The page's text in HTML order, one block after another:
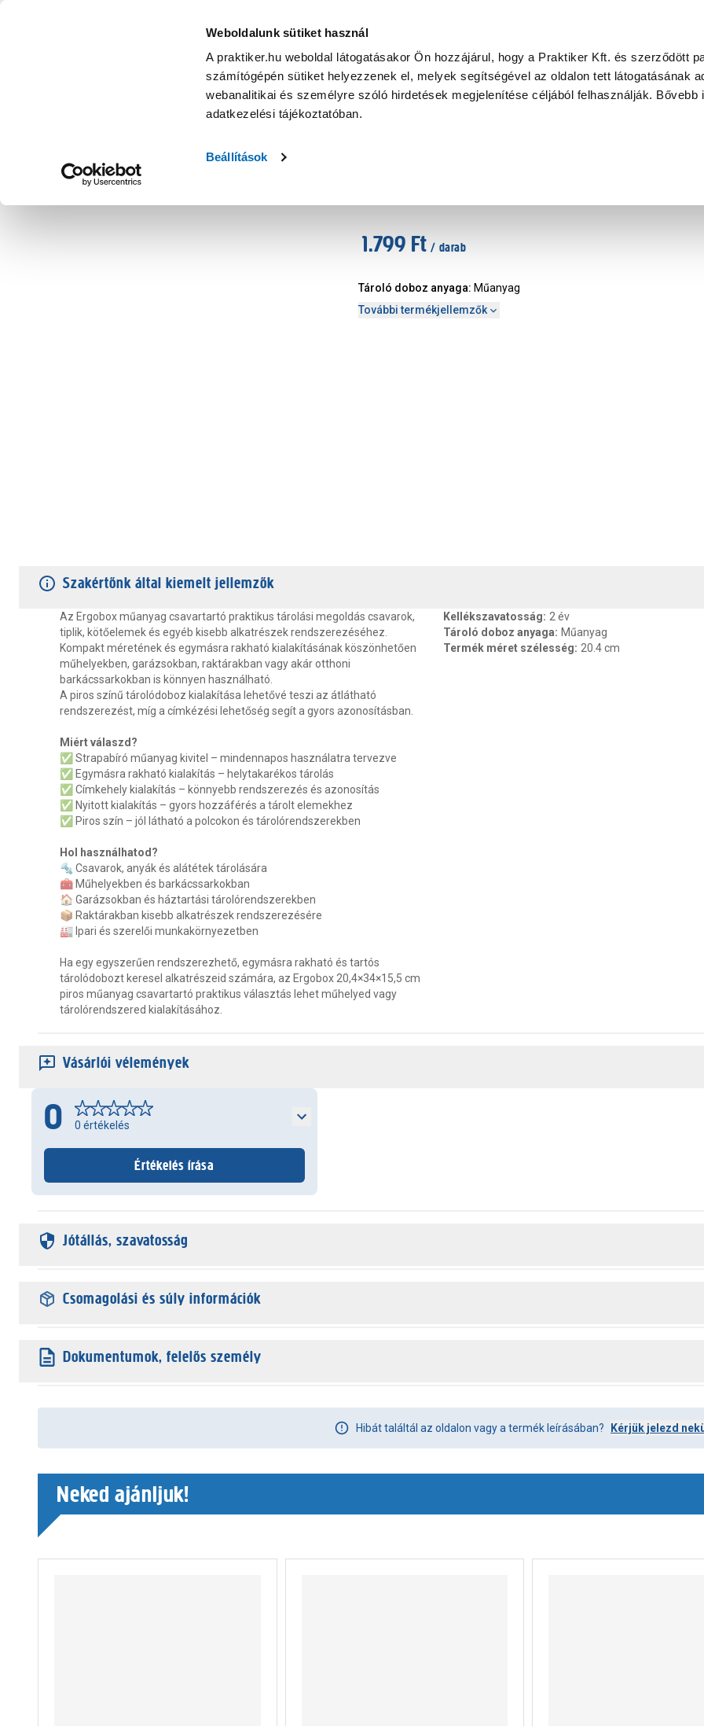
Weboldalunk sütiket használ
A praktiker.hu weboldal látogatásakor Ön hozzájárul, hogy a Praktiker Kft. és szerződött
számítógépén sütiket helyezzenek el, melyek segítségével az oldalon tett látogatásának
webanalitikai és személyre szóló hirdetések megjelenítése céljából felhasználják. Bővebb
adatkezelési tájékoztatóban.
Beállítások
KATEGÓRIÁK
Nyereményjáték Praktiker Professional Szakiajánló Ügyintézés és Információ
1.799 Ft / darab
Tároló doboz anyaga: Műanyag
További termékjellemzők
Szakértőnk által kiemelt jellemzők
Az Ergobox műanyag csavartartó praktikus tárolási megoldás csavarok,
tiplik, kötőelemek és egyéb kisebb alkatrészek rendszerezéséhez.
Kompakt méretének és egymásra rakható kialakításának köszönhetően
műhelyekben, garázsokban, raktárakban vagy akár otthoni
barkácssarkokban is könnyen használható.
A piros színű tárolódoboz kialakítása lehetővé teszi az átlátható
rendszerezést, míg a címkézési lehetőség segít a gyors azonosításban.
Miért válaszd?
✅ Strapabíró műanyag kivitel – mindennapos használatra tervezve
✅ Egymásra rakható kialakítás – helytakarékos tárolás
✅ Címkehely kialakítás – könnyebb rendszerezés és azonosítás
✅ Nyitott kialakítás – gyors hozzáférés a tárolt elemekhez
✅ Piros szín – jól látható a polcokon és tárolórendszerekben
Hol használhatod?
🔩 Csavarok, anyák és alátétek tárolására
🧰 Műhelyekben és barkácssarkokban
🏠 Garázsokban és háztartási tárolórendszerekben
📦 Raktárakban kisebb alkatrészek rendszerezésére
🏭 Ipari és szerelői munkakörnyezetben
Ha egy egyszerűen rendszerezhető, egymásra rakható és tartós
tárolódobozt keresel alkatrészeid számára, az Ergobox 20,4×34×15,5 cm
piros műanyag csavartartó praktikus választás lehet műhelyed vagy
tárolórendszered kialakításához.
Kellékszavatosság: 2 év
Tároló doboz anyaga: Műanyag
Termék méret szélesség: 20.4 cm
Vásárlói vélemények
0 0 értékelés
Értékelés írása
Jótállás, szavatosság
Csomagolási és súly információk
Dokumentumok, felelős személy
Hibát találtál az oldalon vagy a termék leírásában? Kérjük jelezd
Neked ajánljuk!